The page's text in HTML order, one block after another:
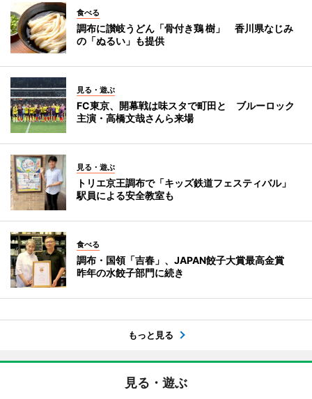
食べる
調布に讃岐うどん「骨付き鶏 樹」 香川県なじみ
の「ぬるい」も提供
見る・遊ぶ
FC東京、開幕戦は味スタで町田と ブルーロック
主演・高橋文哉さんら来場
見る・遊ぶ
トリエ京王調布で「キッズ鉄道フェスティバル」
駅員による安全教室も
食べる
調布・国領「吉春」、JAPAN餃子大賞最高金賞
昨年の水餃子部門に続き
もっと見る
見る・遊ぶ